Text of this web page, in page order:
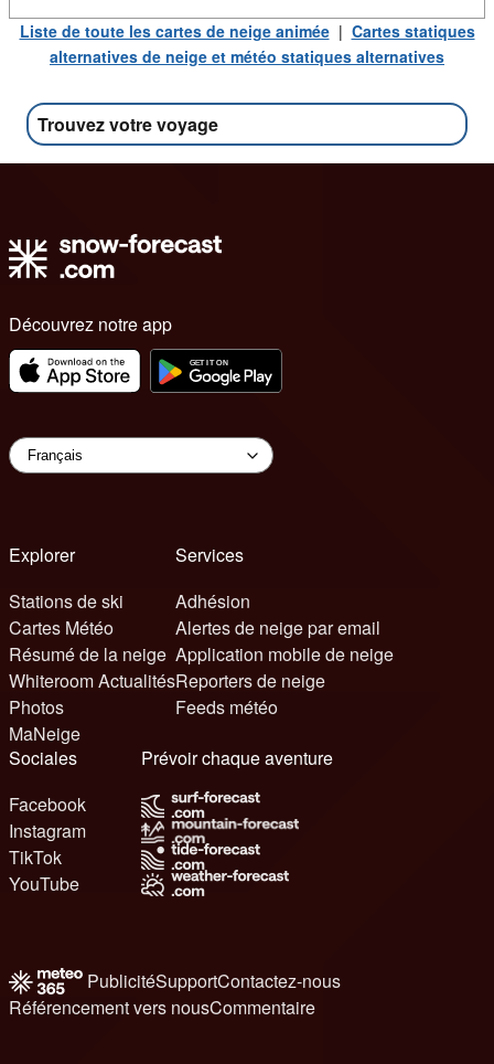
Liste de toute les cartes de neige animée| Cartes statiques
alternatives de neige et météo statiques alternatives
Trouvez votre voyage
Découvrez notre app
Explorer
Stations de ski
Cartes Météo
Résumé de la neige
Whiteroom Actualités
Photos
MaNeige
Services
Adhésion
Alertes de neige par email
Application mobile de neige
Reporters de neige
Feeds météo
Sociales
Facebook
Instagram
TikTok
YouTube
Prévoir chaque aventure
PublicitéSupportContactez-nous
Référencement vers nousCommentaire